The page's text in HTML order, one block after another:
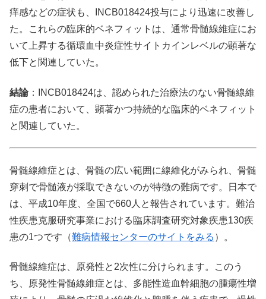
痒感などの症状も、INCB018424投与により迅速に改善し
た。これらの臨床的ベネフィットは、通常骨髄線維症にお
いて上昇する循環血中炎症性サイトカインレベルの顕著な
低下と関連していた。
結論：INCB018424は、認められた治療法のない骨髄線維
症の患者において、顕著かつ持続的な臨床的ベネフィット
と関連していた。
骨髄線維症とは、骨髄の広い範囲に線維化がみられ、骨髄
穿刺で骨髄液が採取できないのが特徴の難病です。日本で
は、平成10年度、全国で660人と報告されています。難治
性疾患克服研究事業における臨床調査研究対象疾患130疾
患の1つです（難病情報センターのサイトをみる ）。
骨髄線維症は、原発性と2次性に分けられます。このう
ち、原発性骨髄線維症とは、多能性造血幹細胞の腫瘍性増